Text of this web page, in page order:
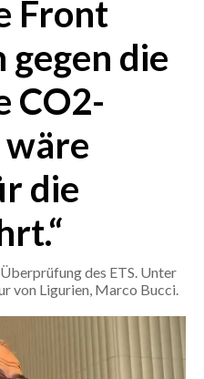
Front
die
CO2-
wäre
die
des ETS. Unter
von Ligurien, Marco Bucci.